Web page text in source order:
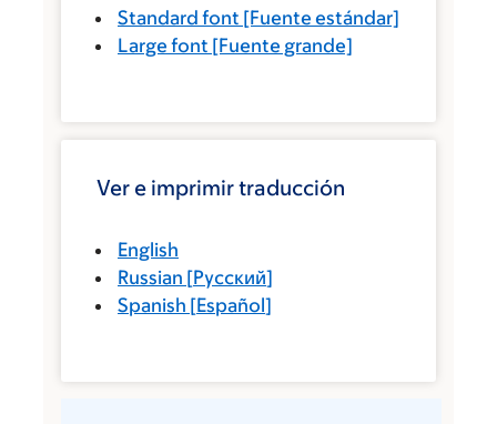
Standard font [Fuente estándar]
Large font [Fuente grande]
Ver e imprimir traducción
English
Russian [Русский]
Spanish [Español]